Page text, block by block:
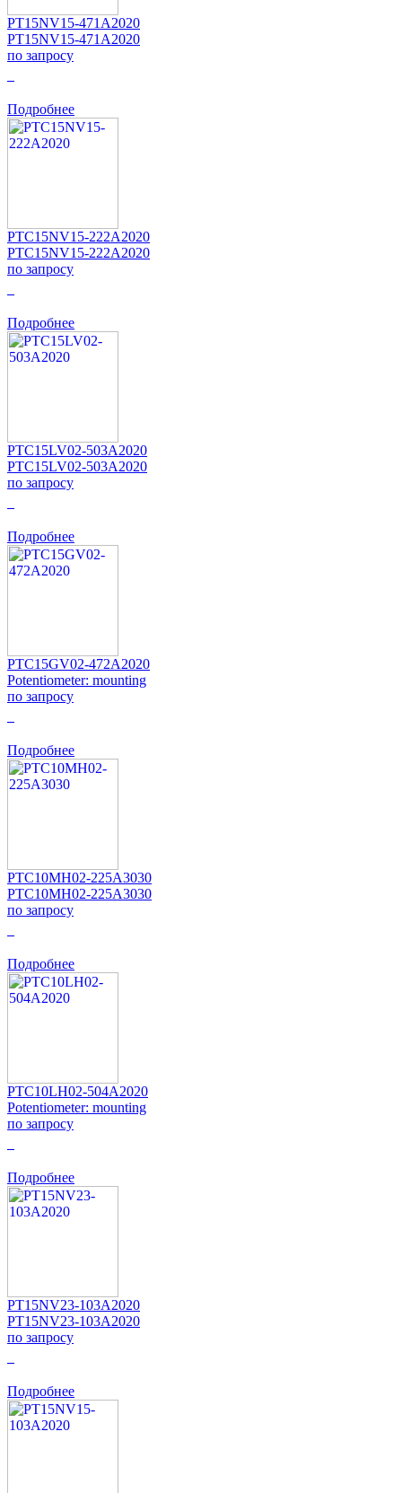
PT15NV15-471A2020
PT15NV15-471A2020
по запросу
Подробнее
PTC15NV15-222A2020
PTC15NV15-222A2020
по запросу
Подробнее
PTC15LV02-503A2020
PTC15LV02-503A2020
по запросу
Подробнее
PTC15GV02-472A2020
Potentiometer: mounting
по запросу
Подробнее
PTC10MH02-225A3030
PTC10MH02-225A3030
по запросу
Подробнее
PTC10LH02-504A2020
Potentiometer: mounting
по запросу
Подробнее
PT15NV23-103A2020
PT15NV23-103A2020
по запросу
Подробнее